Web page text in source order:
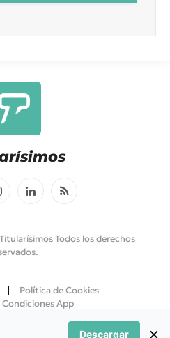
LinkedInRSS
Todos los derechos
Política de Cookies
Condiciones App
Descargar ×